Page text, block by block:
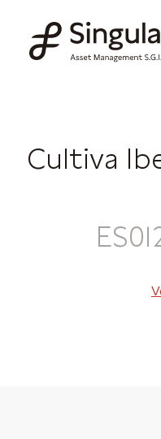
Publicaciones y
Nuestras capacidades
Cultiva